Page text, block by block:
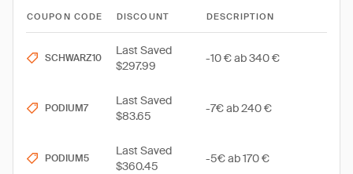
COUPON CODE DISCOUNT DESCRIPTION
SCHWARZ10
Last Saved
$297.99
-10 € ab 340 €
PODIUM7
Last Saved
$83.65
-7€ ab 240 €
PODIUM5
Last Saved
$360.45
-5€ ab 170 €